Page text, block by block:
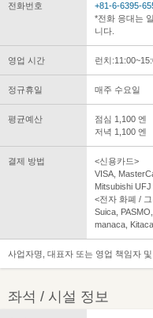
전화번호
+81-6-6395-
*전화 응대는
니다.
영업 시간 런치
정규휴일 매주 수요일
평균예산
점심 1,100 엔
저녁 1,100 엔
결제 방법
<신용카드>
VISA,
Mitsubishi
<전자 화폐 /
Suica,
manaca,
사업자명, 대표자 또는 영업 책임자
좌석 / 시설 정보